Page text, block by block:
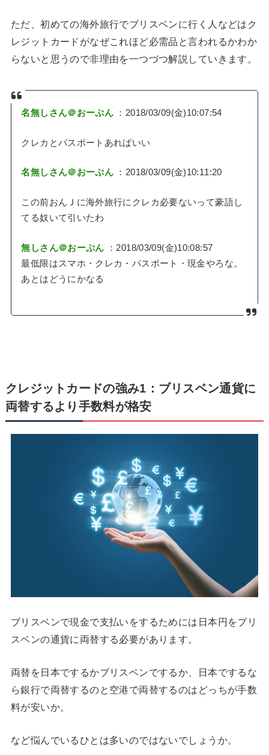
ただ、初めての海外旅行でブリスベンに行く人などはク
レジットカードがなぜこれほど必需品と言われるかわか
らないと思うので非理由を一つづつ解説していきます。
名無しさん＠おーぷん ：2018/03/09(金)10:07:54
クレカとパスポートあればいい
名無しさん＠おーぷん ：2018/03/09(金)10:11:20
この前おんＪに海外旅行にクレカ必要ないって豪語し
てる奴いて引いたわ
無しさん＠おーぷん ：2018/03/09(金)10:08:57
最低限はスマホ・クレカ・パスポート・現金やろな。
あとはどうにかなる
クレジットカードの強み1：ブリスベン通貨に
両替するより手数料が格安
ブリスベンで現金で支払いをするためには日本円をブリ
スベンの通貨に両替する必要があります。
両替を日本でするかブリスベンでするか、日本でするな
ら銀行で両替するのと空港で両替するのはどっちが手数
料が安いか。
など悩んでいるひとは多いのではないでしょうか。